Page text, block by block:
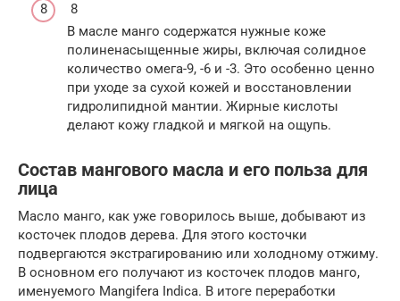
8
В масле манго содержатся нужные коже
полиненасыщенные жиры, включая солидное
количество омега-9, -6 и -3. Это особенно ценно
при уходе за сухой кожей и восстановлении
гидролипидной мантии. Жирные кислоты
делают кожу гладкой и мягкой на ощупь.
Состав мангового масла и его польза для
лица
Масло манго, как уже говорилось выше, добывают из
косточек плодов дерева. Для этого косточки
подвергаются экстрагированию или холодному отжиму.
В основном его получают из косточек плодов манго,
именуемого Mangifera Indica. В итоге переработки